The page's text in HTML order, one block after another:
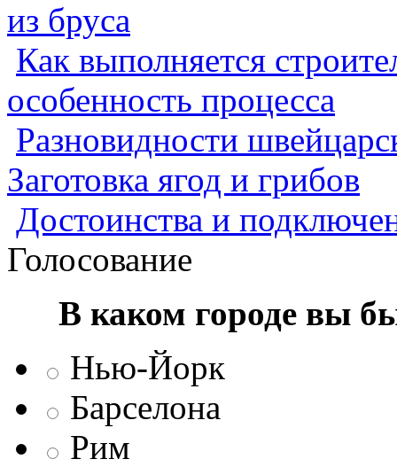
из бруса
Как выполняется
особенность процесса
Разновидности
Заготовка ягод и грибов
Достоинства и
Голосование
В каком городе вы
Нью-Йорк
Барселона
Рим